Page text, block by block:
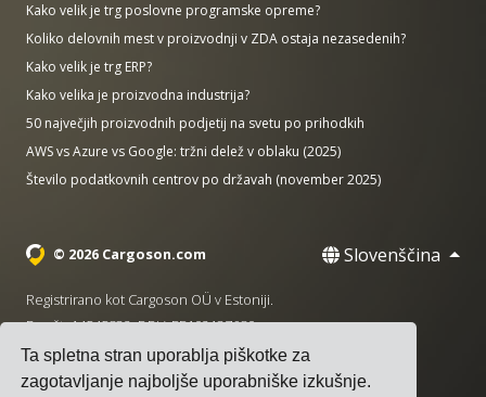
Ta spletna stran uporablja piškotke za
zagotavljanje najboljše uporabniške izkušnje.
Kako velik je trg poslovne programske opreme?
Koliko delovnih mest v proizvodnji v ZDA ostaja nezasedenih?
Kako velik je trg ERP?
Kako velika je proizvodna industrija?
50 največjih proizvodnih podjetij na svetu po prihodkih
AWS vs Azure vs Google: tržni delež v oblaku (2025)
Število podatkovnih centrov po državah (november 2025)
© 2026 Cargoson.com Slovenščina
Registrirano kot Cargoson OÜ v Estoniji.
Reg št: 14545832. DDV: EE102137680.
Sedež: Pärnu mnt. 141, 11314 Talin, Estonija